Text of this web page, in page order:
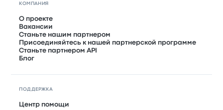
КОМПАНИЯ
О проекте
Вакансии
Станьте нашим партнером
Присоединяйтесь к нашей партнерской программе
Станьте партнером API
Блог
ПОДДЕРЖКА
Центр помощи